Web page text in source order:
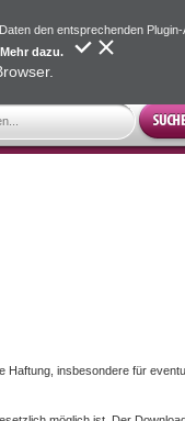
insbesondere für
den entsprechenden
Mehr dazu.